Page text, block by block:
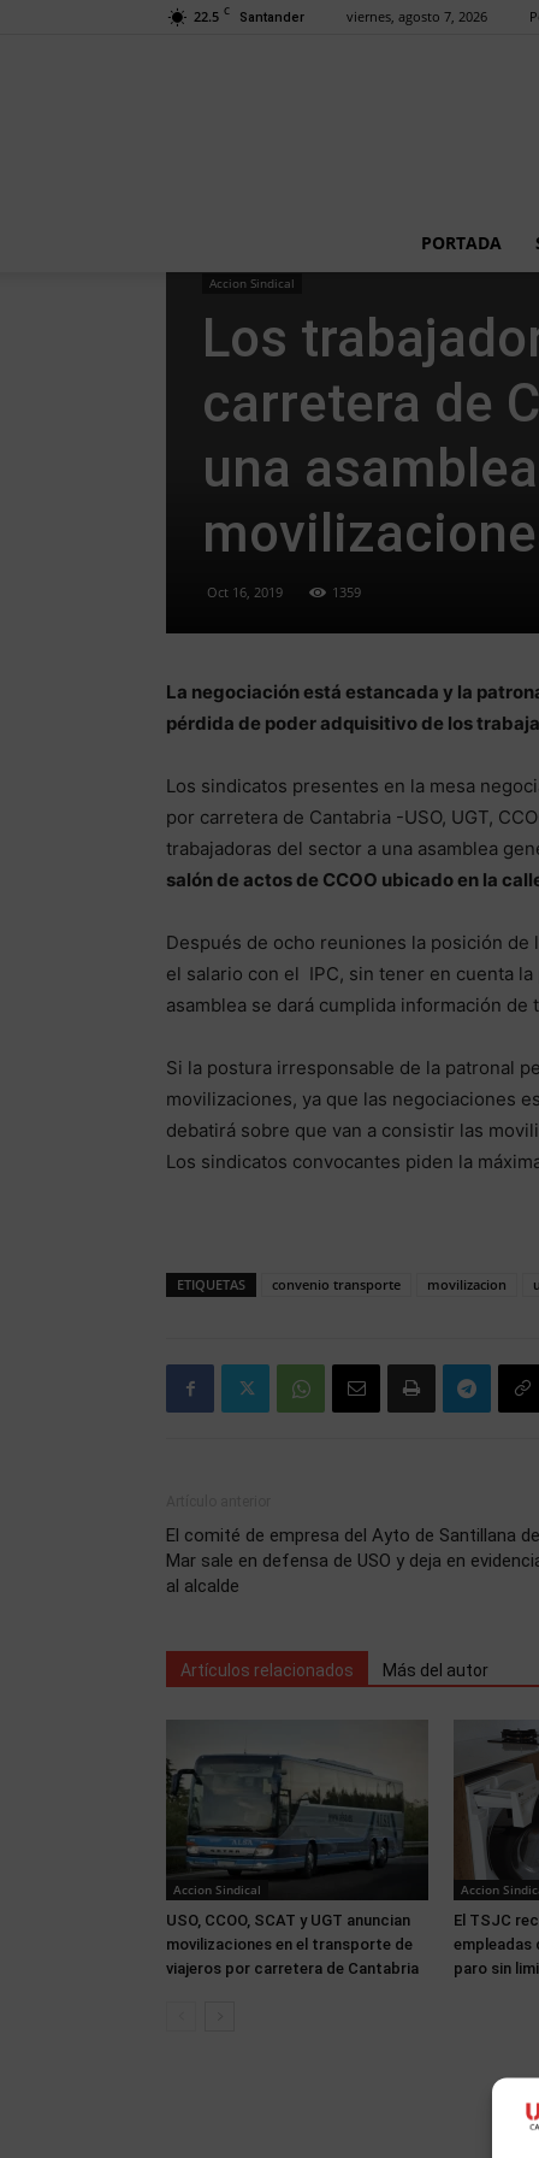
22.5 C Santander viernes, agosto 7, 2026
PORTADA
Accion Sindical
Los
carretera de
una
Oct 16, 2019 1359
La negociación está estancada y la
pérdida de poder adquisitivo de los
Los sindicatos presentes en la mesa
por carretera de Cantabria -USO, UGT,
trabajadoras del sector a una asamblea
salón de actos de CCOO ubicado en la
Después de ocho reuniones la posición
el salario con el IPC, sin tener en cuenta
asamblea se dará cumplida información
Si la postura irresponsable de la patronal
movilizaciones, ya que las negociaciones
debatirá sobre que van a consistir las
Los sindicatos convocantes piden la
ETIQUETAS convenio transporte movilizacion
El comité de empresa del Ayto de Santillana
Mar sale en defensa de USO y deja en
al alcalde
Artículos relacionados Más del autor
Accion Sindical
USO, CCOO, SCAT y UGT anuncian
movilizaciones en el transporte de
viajeros por carretera de Cantabria
Accion
El TSJC
empleadas
paro sin